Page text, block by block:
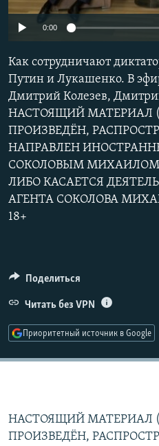
РАСПИСАНИЕ ВЕЩАНИЯ
СОЦИАЛЬНЫЕ СЕТИ
Все сайты РСЕ/РС
Auto 240p
0:00
Как сотрудничают
Путин и Лукашенко. В
Дмитрий Колезев,
НАСТОЯЩИЙ МАТЕРИАЛ
ПРОИЗВЕДЁН,
НАПРАВЛЕН
СОКОЛОВЫМ
ЛИБО КАСАЕТСЯ
АГЕНТА СОКОЛОВА
18+
Поделиться
Читать без VPN
Приоритетный источник в Google
НАСТОЯЩИЙ МАТЕРИАЛ
ПРОИЗВЕДЁН,